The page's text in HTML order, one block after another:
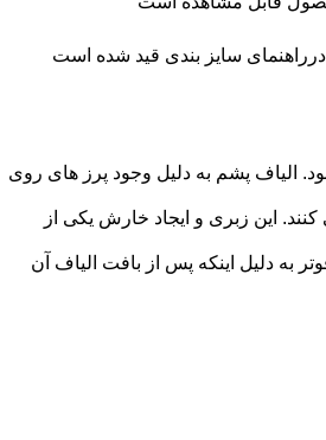
الیاف پشم به دلیل وجود پرز های روی
این زبری و ایجاد خارش یکی از
به دلیل اینکه پس از بافت الیاف آن